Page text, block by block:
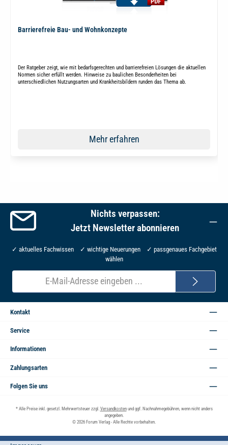
Barrierefreie Bau- und Wohnkonzepte
Der Ratgeber zeigt, wie mit bedarfsgerechten und barrierefreien Lösungen die aktuellen
Normen sicher erfüllt werden. Hinweise zu baulichen Besonderheiten bei
unterschiedlichen Nutzungsarten und Krankheitsbildern runden das Thema ab.
Mehr erfahren
Nichts verpassen:
Jetzt Newsletter abonnieren
✓ aktuelles Fachwissen ✓ wichtige Neuerungen ✓ passgenaues Fachgebiet
wählen
E-
Mail-
Adresse*
Kontakt
Service
Informationen
Zahlungsarten
Folgen Sie uns
* Alle Preise inkl. gesetzl. Mehrwertsteuer zzgl. Versandkostenund ggf. Nachnahmegebühren, wenn nicht anders
angegeben.
© 2026 Forum Verlag - Alle Rechte vorbehalten.